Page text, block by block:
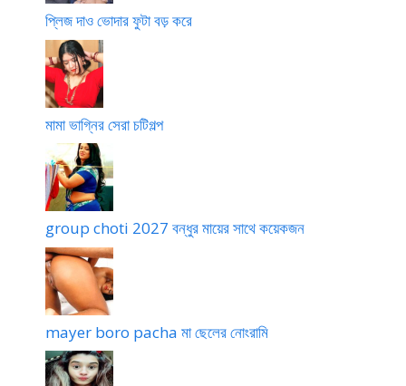
প্লিজ দাও ভোদার ফুটা বড় করে
মামা ভাগ্নির সেরা চটিগল্প
group choti 2027 বন্ধুর মায়ের সাথে কয়েকজন
mayer boro pacha মা ছেলের নোংরামি